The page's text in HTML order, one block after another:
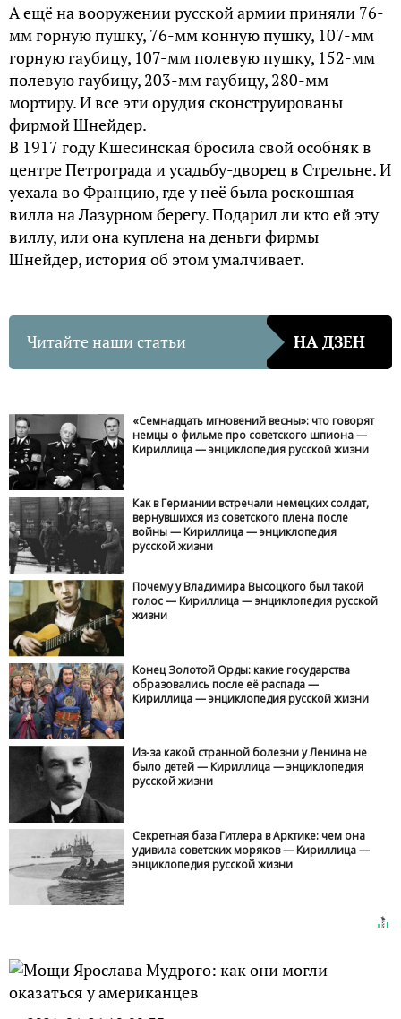
А ещё на вооружении русской армии приняли 76-
мм горную пушку, 76-мм конную пушку, 107-мм
горную гаубицу, 107-мм полевую пушку, 152-мм
полевую гаубицу, 203-мм гаубицу, 280-мм
мортиру. И все эти орудия сконструированы
фирмой Шнейдер.
В 1917 году Кшесинская бросила свой особняк в
центре Петрограда и усадьбу-дворец в Стрельне. И
уехала во Францию, где у неё была роскошная
вилла на Лазурном берегу. Подарил ли кто ей эту
виллу, или она куплена на деньги фирмы
Шнейдер, история об этом умалчивает.
Читайте наши статьи НА ДЗЕН
«Семнадцать мгновений весны»: что говорят
немцы о фильме про советского шпиона —
Кириллица — энциклопедия русской жизни
Как в Германии встречали немецких солдат,
вернувшихся из советского плена после
войны — Кириллица — энциклопедия
русской жизни
Почему у Владимира Высоцкого был такой
голос — Кириллица — энциклопедия русской
жизни
Конец Золотой Орды: какие государства
образовались после её распада —
Кириллица — энциклопедия русской жизни
Из-за какой странной болезни у Ленина не
было детей — Кириллица — энциклопедия
русской жизни
Секретная база Гитлера в Арктике: чем она
удивила советских моряков — Кириллица —
энциклопедия русской жизни